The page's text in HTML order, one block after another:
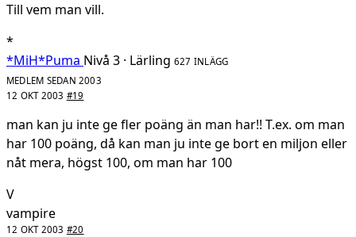
Till vem man vill.
*
*MiH*Puma Nivå 3 · Lärling 627 INLÄGG
MEDLEM SEDAN 2003
12 OKT 2003 #19
man kan ju inte ge fler poäng än man har!! T.ex. om man
har 100 poäng, då kan man ju inte ge bort en miljon eller
nåt mera, högst 100, om man har 100
V
vampire
12 OKT 2003 #20